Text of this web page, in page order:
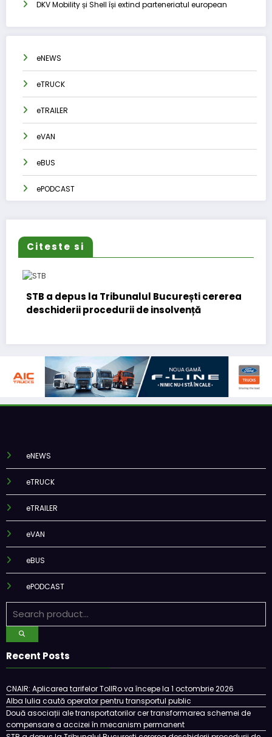
DKV Mobility și Shell își extind parteneriatul european
eNEWS
eTRUCK
eTRAILER
eVAN
eBUS
ePODCAST
Citeste si
la Tribunalul București cererea
procedurii de insolvență
DKV
eNEWS
eTRUCK
eTRAILER
eVAN
eBUS
ePODCAST
Recent Posts
CNAIR: Aplicarea tarifelor TollRo va începe la 1 octombrie 2026
Alba Iulia caută operator pentru transportul public
Două asociații ale transportatorilor cer transformarea schemei de
compensare a accizei în mecanism permanent